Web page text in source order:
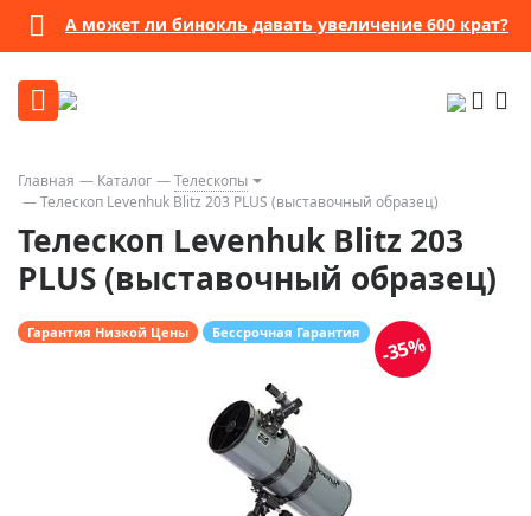
А может ли бинокль давать увеличение 600 крат?
Главная Каталог
Телескопы
Телескоп Levenhuk Blitz 203 PLUS (выставочный образец)
Телескоп Levenhuk Blitz 203
PLUS (выставочный образец)
Гарантия Низкой Цены Бессрочная Гарантия -35%